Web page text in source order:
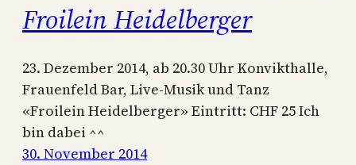
Froilein Heidelberger
23. Dezember 2014, ab 20.30 Uhr Konvikthalle,
Frauenfeld Bar, Live-Musik und Tanz
«Froilein Heidelberger» Eintritt: CHF 25 Ich
bin dabei ^^
30. November 2014